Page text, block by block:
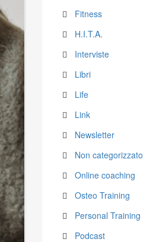
Fitness
H.I.T.A.
Interviste
Libri
Life
Link
Newsletter
Non categorizzato
Online coaching
Osteo Training
Personal Training
Podcast